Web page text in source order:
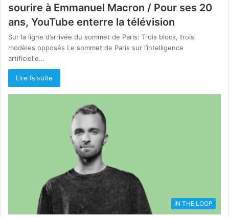
sourire à Emmanuel Macron / Pour ses 20
ans, YouTube enterre la télévision
Sur la ligne d’arrivée du sommet de Paris: Trois blocs, trois
modèles opposés Le sommet de Paris sur l’intelligence
artificielle…
Lire la suite
IN THE LOOP